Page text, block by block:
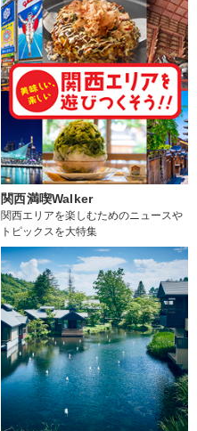
関西満喫Walker
関西エリアを楽しむためのニュースや
トピックスを大特集